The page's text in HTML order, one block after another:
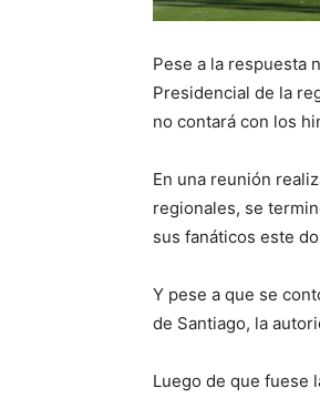
Pese a la respuesta
Presidencial de la
no contará con los
En una reunión
regionales, se
sus fanáticos este
Y pese a que se
de Santiago, la
Luego de que fuese